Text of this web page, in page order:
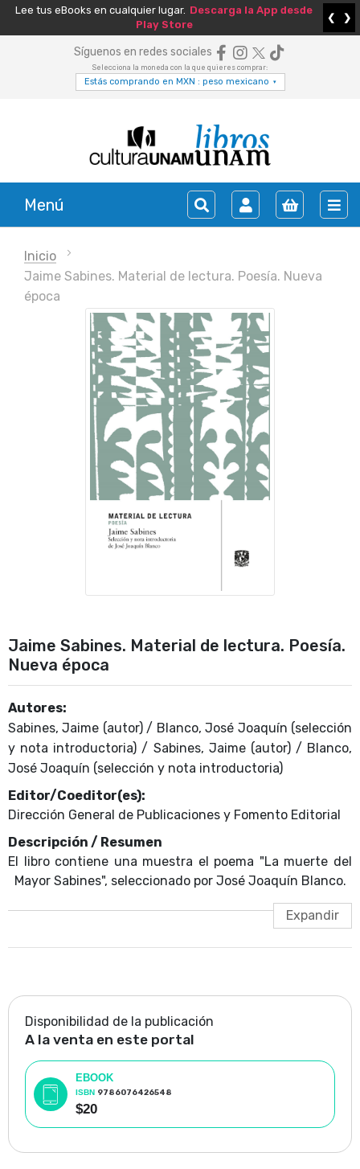
Lee tus eBooks en cualquier lugar. Descarga la App desde
Play Store
❮ ❯
Síguenos en redes sociales
Selecciona la moneda con la que quieres comprar:
Estás comprando en MXN : peso mexicano ▾
Menú
Inicio
Jaime Sabines. Material de lectura. Poesía. Nueva
época
Jaime Sabines. Material de lectura. Poesía.
Nueva época
Autores:
Sabines, Jaime (autor) / Blanco, José Joaquín (selección
y nota introductoria) / Sabines, Jaime (autor) / Blanco,
José Joaquín (selección y nota introductoria)
Editor/Coeditor(es):
Dirección General de Publicaciones y Fomento Editorial
Descripción / Resumen
El libro contiene una muestra el poema "La muerte del
Mayor Sabines", seleccionado por José Joaquín Blanco.
Disponibilidad de la publicación
A la venta en este portal
EBOOK
ISBN 9786076426548
$20